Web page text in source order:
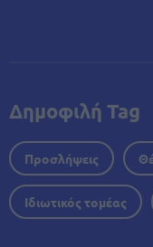
Δημοφιλή Tag
Προσλήψεις
Ιδιωτικός τομέας